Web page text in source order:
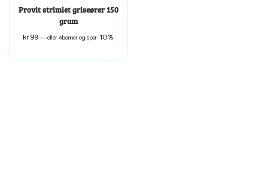
Provit strimlet griseører 150
gram
kr 99 —eller Abonner og spar 10%